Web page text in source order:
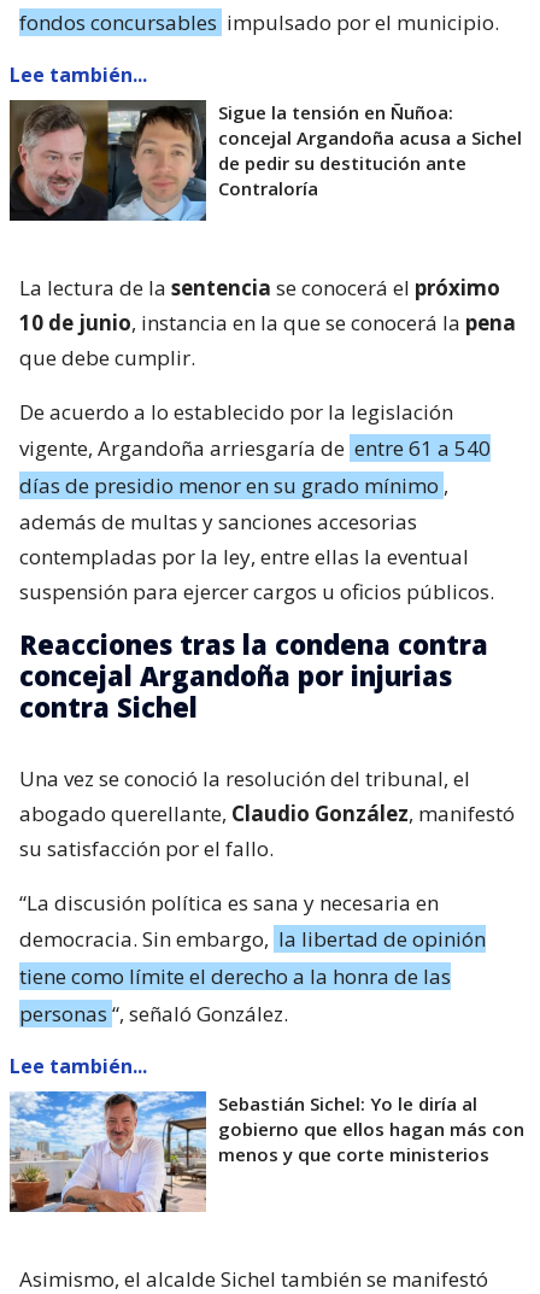
fondos concursables impulsado por el municipio.
Lee también...
Sigue la tensión en Ñuñoa:
concejal Argandoña acusa a Sichel
de pedir su destitución ante
Contraloría
La lectura de la sentencia se conocerá el próximo
10 de junio, instancia en la que se conocerá la pena
que debe cumplir.
De acuerdo a lo establecido por la legislación
vigente, Argandoña arriesgaría de entre 61 a 540
días de presidio menor en su grado mínimo ,
además de multas y sanciones accesorias
contempladas por la ley, entre ellas la eventual
suspensión para ejercer cargos u oficios públicos.
Reacciones tras la condena contra
concejal Argandoña por injurias
contra Sichel
Una vez se conoció la resolución del tribunal, el
abogado querellante, Claudio González, manifestó
su satisfacción por el fallo.
“La discusión política es sana y necesaria en
democracia. Sin embargo, la libertad de opinión
tiene como límite el derecho a la honra de las
personas “, señaló González.
Lee también...
Sebastián Sichel: Yo le diría al
gobierno que ellos hagan más con
menos y que corte ministerios
Asimismo, el alcalde Sichel también se manifestó